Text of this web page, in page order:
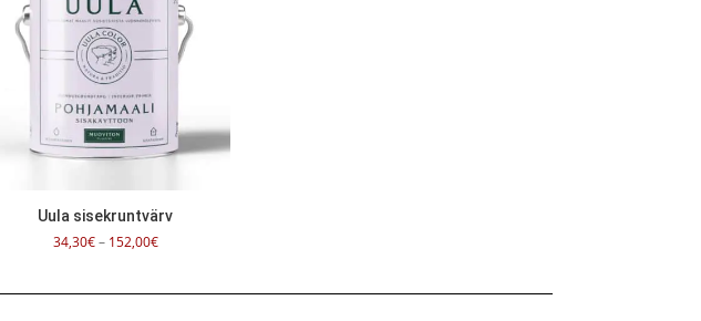
Uula sisekruntvärv
34,30€– 152,00€Hinnavahemik: